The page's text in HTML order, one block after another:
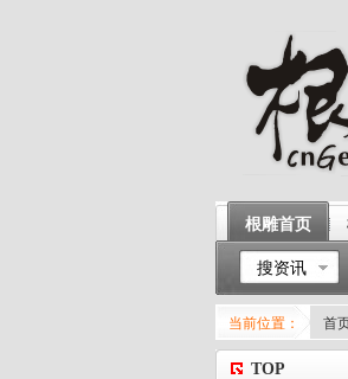
根雕首页
搜资讯
当前位置： 首
TOP